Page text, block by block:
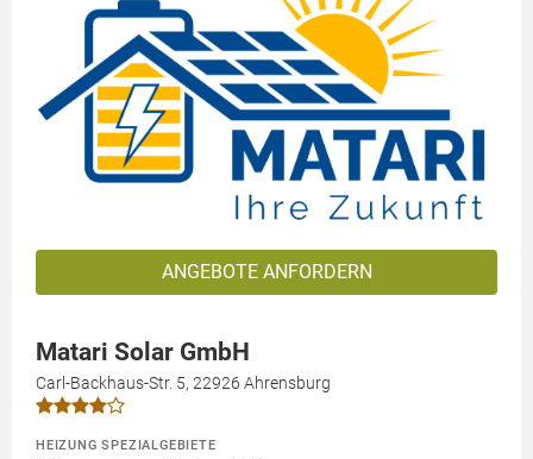
ANGEBOTE ANFORDERN
Matari Solar GmbH
Carl-Backhaus-Str. 5, 22926 Ahrensburg
HEIZUNG SPEZIALGEBIETE